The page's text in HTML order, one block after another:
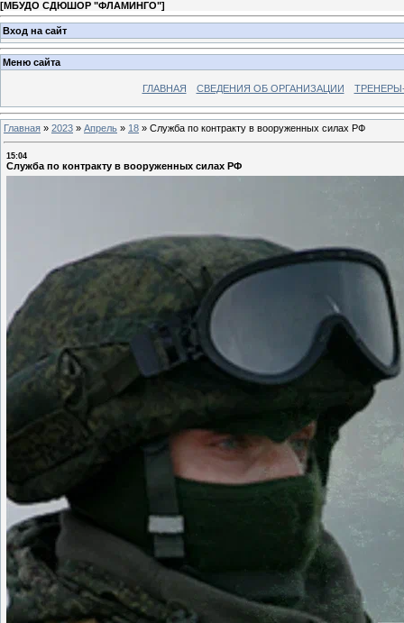
[МБУДО СДЮШОР "ФЛАМИНГО"]
Вход на сайт
Меню сайта
ГЛАВНАЯ СВЕДЕНИЯ ОБ ОРГАНИЗАЦИИ
Главная » 2023 » Апрель » 18 » Служба по контракту в вооруженных силах РФ
15:04
Служба по контракту в вооруженных силах РФ